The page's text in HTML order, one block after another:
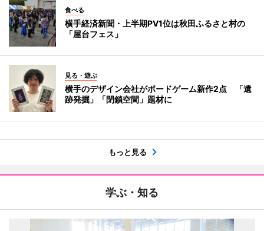
食べる
横手経済新聞・上半期PV1位は秋田ふるさと村の
「屋台フェス」
見る・遊ぶ
横手のデザイン会社がボードゲーム新作2点 「遺
跡発掘」「閉鎖空間」題材に
もっと見る
学ぶ・知る